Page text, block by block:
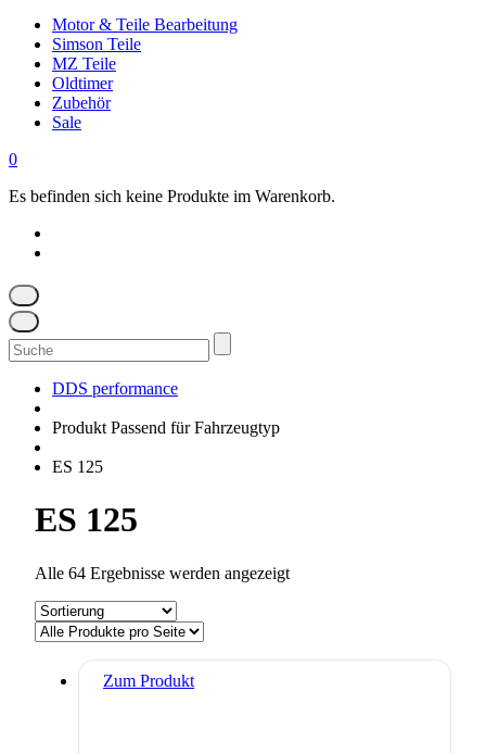
Motor & Teile Bearbeitung
Simson Teile
MZ Teile
Oldtimer
Zubehör
Sale
0
Es befinden sich keine Produkte im Warenkorb.
Suchen
nach:
DDS performance
Produkt Passend für Fahrzeugtyp
ES 125
ES 125
Alle 64 Ergebnisse werden angezeigt
Zum Produkt